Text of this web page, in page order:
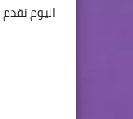
اليوم